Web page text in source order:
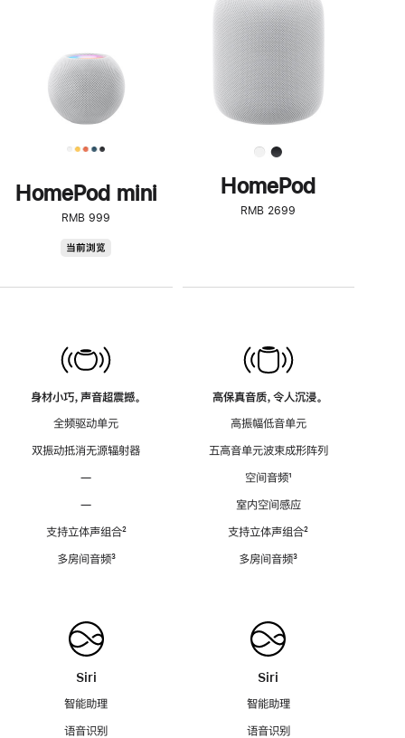
HomePod mini
RMB 999
当前浏览
身材小巧，声音超震撼。
全频驱动单元
双振动抵消无源辐射器
—
—
支持立体声组合脚
²
多房间音频脚
³
Siri
智能助理
语音识别
了
解
HomePod<
HomePod
RMB 2699
高保真音质，令人沉浸。
高振幅低音单元
五高音单元波束成形阵列
空间音频脚
¹
室内空间感应
支持立体声组合脚
²
多房间音频脚
³
Siri
智能助理
语音识别